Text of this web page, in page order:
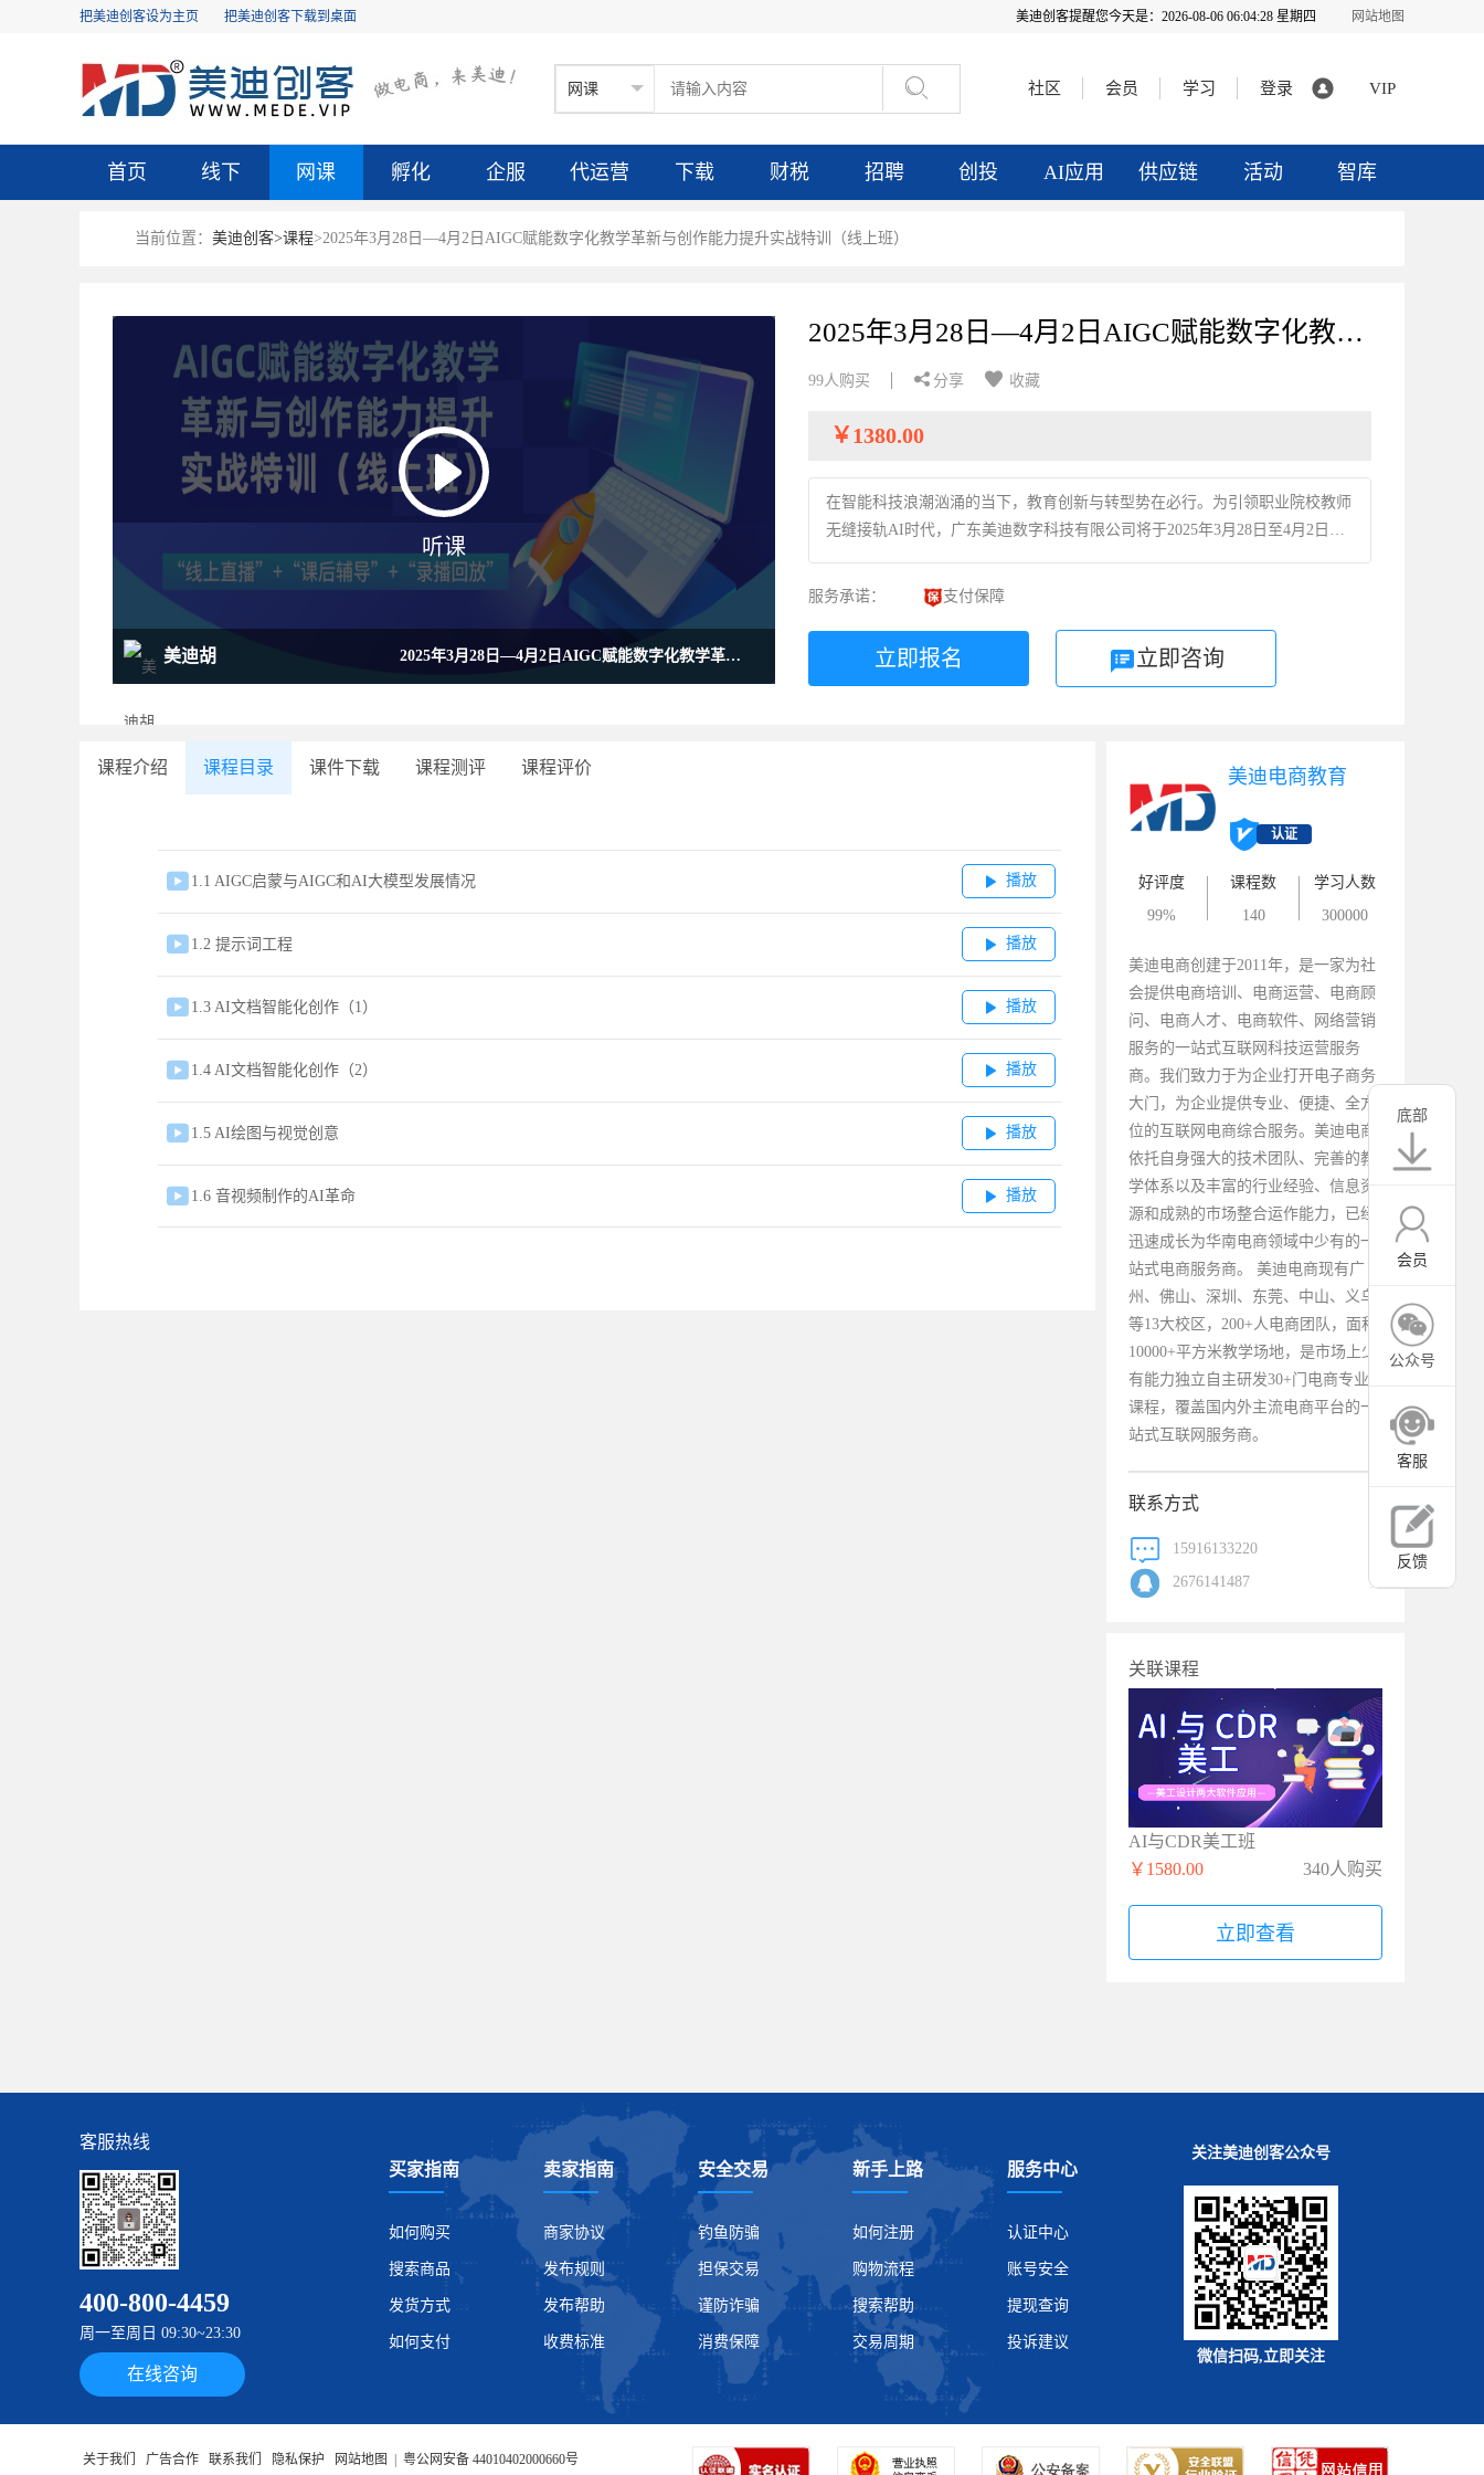
底部
会员
公众号
客服
反馈
把美迪创客设为主页 把美迪创客下载到桌面 美迪创客提醒您今天是： 2026-08-06 06:04:29 星期四 网站地图
 社区 会员 学习 登录 VIP
首页 线下 网课 孵化 企服 代运营 下载 财税 招聘 创投 AI应用 供应链 活动 智库
当前位置： 美迪创客>课程>2025年3月28日—4月2日AIGC赋能数字化教学革新与创作能力提升实战特训（线上班）
听课
美迪胡 2025年3月28日—4月2日AIGC赋能数字化教学革新
2025年3月28日—4月2日AIGC赋能数字化教学革新与创作能力提升实战特训（线上班）
99人购买  分享  收藏
￥1380.00
在智能科技浪潮汹涌的当下，教育创新与转型势在必行。为引领职业院校教师
无缝接轨AI时代，广东美迪数字科技有限公司将于2025年3月28日至4月2日举
修班聚焦于深化AI技术在教育中的应用，旨在通过实战导向的培训模块，赋能
教师掌握前沿AIGC工具，强化数字化教学技能，提升教学质量，激发创新思
服务承诺： 支付保障
立即报名 立即咨询
课程介绍 课程目录 课件下载 课程测评 课程评价
 1.1 AIGC启蒙与AIGC和AI大模型发展情况  播放
 1.2 提示词工程  播放
 1.3 AI文档智能化创作（1）  播放
 1.4 AI文档智能化创作（2）  播放
 1.5 AI绘图与视觉创意  播放
 1.6 音视频制作的AI革命  播放
美迪电商教育
认证
好评度
99%
课程数
140
学习人数
300000
美迪电商创建于2011年，是一家为社
会提供电商培训、电商运营、电商顾
问、电商人才、电商软件、网络营销
服务的一站式互联网科技运营服务
商。我们致力于为企业打开电子商务
大门，为企业提供专业、便捷、全方
位的互联网电商综合服务。美迪电商
依托自身强大的技术团队、完善的教
学体系以及丰富的行业经验、信息资
源和成熟的市场整合运作能力，已经
迅速成长为华南电商领域中少有的一
站式电商服务商。 美迪电商现有广
州、佛山、深圳、东莞、中山、义乌
等13大校区，200+人电商团队，面积
10000+平方米教学场地，是市场上少
有能力独立自主研发30+门电商专业
课程，覆盖国内外主流电商平台的一
站式互联网服务商。
联系方式
15916133220
2676141487
关联课程
AI与CDR美工班
￥1580.00
340人购买
立即查看
客服热线
400-800-4459
周一至周日 09:30~23:30
在线咨询
买家指南
如何购买
搜索商品
发货方式
如何支付
卖家指南
商家协议
发布规则
发布帮助
收费标准
安全交易
钓鱼防骗
担保交易
谨防诈骗
消费保障
新手上路
如何注册
购物流程
搜索帮助
交易周期
服务中心
认证中心
账号安全
提现查询
投诉建议
关注美迪创客公众号
微信扫码,立即关注
关于我们 广告合作 联系我们 隐私保护 网站地图 粤公网安备 44010402000660号